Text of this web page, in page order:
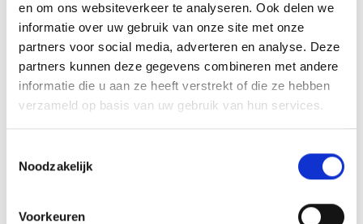
en om ons websiteverkeer te analyseren. Ook delen we
informatie over uw gebruik van onze site met onze
partners voor social media, adverteren en analyse. Deze
partners kunnen deze gegevens combineren met andere
informatie die u aan ze heeft verstrekt of die ze hebben
verzameld op basis van uw gebruik van hun services.
Noodzakelijk
Voorkeuren
Bulgarije
Chili
China
Colombia
Costa Rica